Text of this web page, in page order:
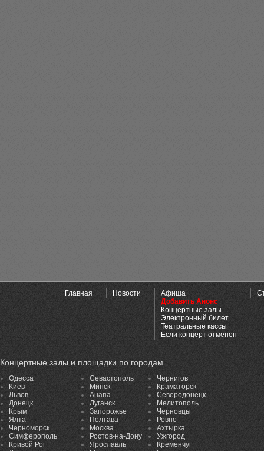
Главная Новости
Афиша
Добавить Анонс
Концертные залы
Электронный билет
Театральные кассы
Если концерт отменен
Концертные залы и площадки по городам
Одесса
Киев
Львов
Донецк
Крым
Ялта
Черноморск
Симферополь
Кривой Рог
Севастополь
Минск
Анапа
Луганск
Запорожье
Полтава
Москва
Ростов-на-Дону
Ярославль
Чернигов
Краматорск
Северодонецк
Мелитополь
Черновцы
Ровно
Ахтырка
Ужгород
Кременчуг